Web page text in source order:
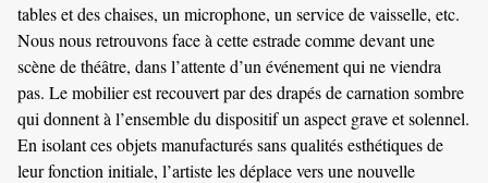
tables et des chaises, un microphone, un service de vaisselle, etc.
Nous nous retrouvons face à cette estrade comme devant une
scène de théâtre, dans l’attente d’un événement qui ne viendra
pas. Le mobilier est recouvert par des drapés de carnation sombre
qui donnent à l’ensemble du dispositif un aspect grave et solennel.
En isolant ces objets manufacturés sans qualités esthétiques de
leur fonction initiale, l’artiste les déplace vers une nouvelle